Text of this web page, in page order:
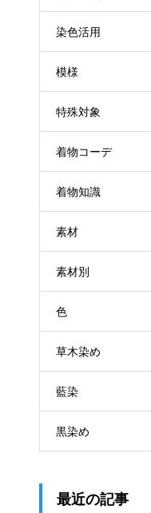
染色活用
模様
特殊対象
着物コーデ
着物知識
素材
素材別
色
草木染め
藍染
黒染め
最近の記事